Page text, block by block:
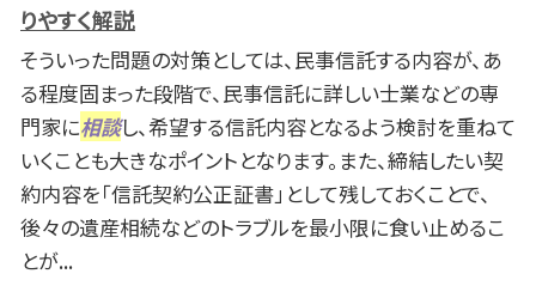
りやすく解説
そういった問題の対策としては、民事信託する内容が、あ
る程度固まった段階で、民事信託に詳しい士業などの専
門家に相談し、希望する信託内容となるよう検討を重ねて
いくことも大きなポイントとなります。また、締結したい契
約内容を「信託契約公正証書」として残しておくことで、
後々の遺産相続などのトラブルを最小限に食い止めるこ
とが...